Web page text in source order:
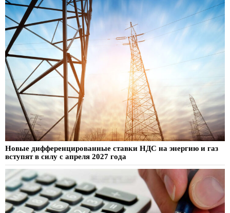
Новые дифференцированные ставки НДС на энергию и газ
вступят в силу с апреля 2027 года